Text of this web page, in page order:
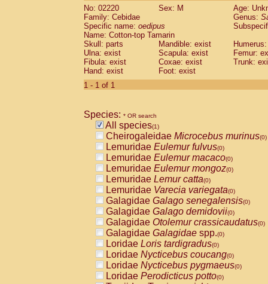
Cebidae Saguinus leucopus (0)
Cebidae
CebidaeSaguinus mystax
Cebidae Saguinus nigricollis (0)
Cebidae Saguinus oedipus
Cebidae Saguinus weddelli
Cebidae Saguinusspp.
Cebidae
CebidaeCebus capucinus
CebidaeCebus nigrivittatus
CebidaeCebus spp.(0)
CebidaeSaimiri boliviensis(0)
CebidaeSaimiri sciureus(0)
AtelidaeAlouatta caraya(0)
AtelidaeAlouatta fusca(0)
AtelidaeAlouatta seniculus(0)
AtelidaeAlouattaspp.(0)
AtelidaeAteles belzebuth(0)
AtelidaeAteles geoffroyi(0)
AtelidaeAteles paniscus(0)
AtelidaeAtelesspp.(0)
AtelidaeLagothrix lagothricha(0)
AtelidaeLagothrix lagothricha cana
PitheciidaeCacajao calvus
No: 02220
Sex: M
Age:
Family: Cebidae
Genus:
Specific name: oedipus
Name: Cotton-top Tamarin
Skull: parts
Mandible: exist
Ulna: exist
Scapula: exist
Femur:
Fibula: exist
Coxae: exist
Trunk:
Hand: exist
Foot: exist
1 - 1 of 1
Species: * OR search
All species(1)
Cheirogaleidae Microcebus murinus(0)
Lemuridae Eulemur fulvus(0)
Lemuridae Eulemur macaco(0)
Lemuridae Eulemur mongoz(0)
Lemuridae Lemur catta(0)
Lemuridae Varecia variegata(0)
Galagidae Galago senegalensis(0)
Galagidae Galago demidovii(0)
Galagidae Otolemur crassicaudatus(0)
Galagidae Galagidae spp.(0)
Loridae Loris tardigradus(0)
Loridae Nycticebus coucang(0)
Loridae Nycticebus pygmaeus(0)
Loridae Perodicticus potto(0)